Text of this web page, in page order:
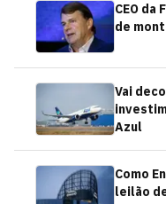
CEO da
de
Vai
Azul
Como
leilão